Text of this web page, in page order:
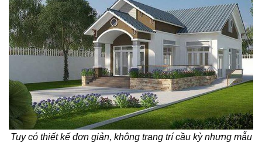
Tuy có thiết kế đơn giản, không trang trí cầu kỳ nhưng mẫu